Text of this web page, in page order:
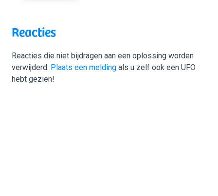
Reacties
Reacties die niet bijdragen aan een oplossing worden
verwijderd. Plaats een melding als u zelf ook een UFO
hebt gezien!